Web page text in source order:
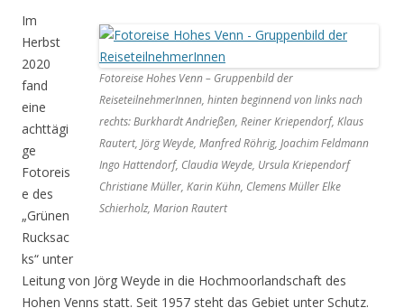
Fotoreise Hohes Venn – Gruppenbild der
ReiseteilnehmerInnen, hinten beginnend von links nach
rechts: Burkhardt Andrießen, Reiner Kriependorf, Klaus
Rautert, Jörg Weyde, Manfred Röhrig, Joachim Feldmann
Ingo Hattendorf, Claudia Weyde, Ursula Kriependorf
Christiane Müller, Karin Kühn, Clemens Müller Elke
Schierholz, Marion Rautert
Im
Herbst
2020
fand
eine
achttägi
ge
Fotoreis
e des
„Grünen
Rucksac
ks“ unter
Leitung von Jörg Weyde in die Hochmoorlandschaft des
Hohen Venns statt. Seit 1957 steht das Gebiet unter Schutz.